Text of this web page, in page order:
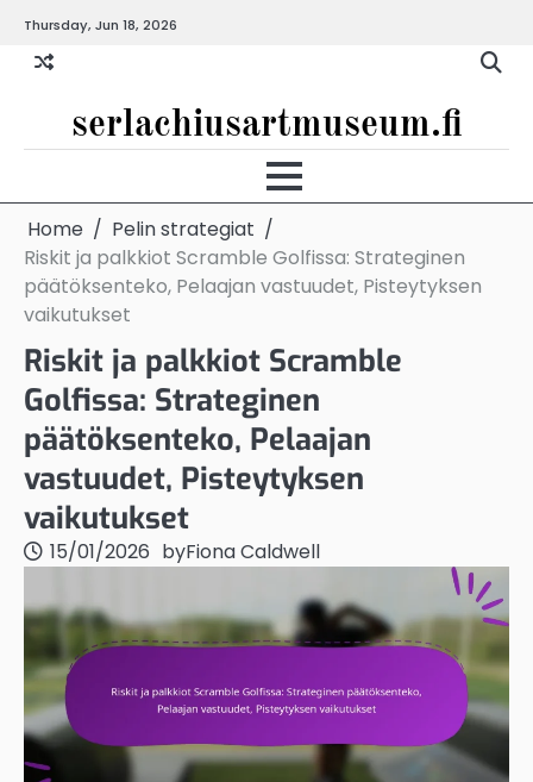
content
Thursday, Jun 18, 2026
serlachiusartmuseum.fi
Home
Pelin strategiat
Riskit ja palkkiot Scramble Golfissa: Strateginen
päätöksenteko, Pelaajan vastuudet, Pisteytyksen
vaikutukset
Riskit ja palkkiot Scramble
Golfissa: Strateginen
päätöksenteko, Pelaajan
vastuudet, Pisteytyksen
vaikutukset
15/01/2026 byFiona Caldwell